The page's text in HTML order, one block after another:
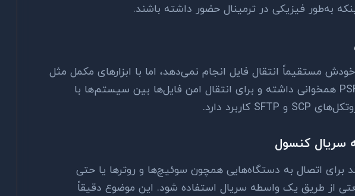
به‌طور فیزیکی در ترمینال حضور داشته باشند.
خودش مستقیماً انتقال فایل انجام نمی‌دهد، اما با ابزارهای مکمل مثل
همخوانی داشته و برای انتقال امن فایل‌ها بین سیستم‌ها با
SCP و SFTP کاربرد دارد.
سریال کنسول
برای اتصال به دستگاه‌هایی همچون سوئیچ‌ها و روترها یا حتی
از طریق یک واسطه سریال استفاده شود. این موضوع دقیقاً